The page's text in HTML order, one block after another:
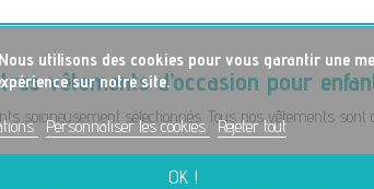
vêtements d’occasion pour
soigneusement sélectionnés. Tous nos vêtements
Nous utilisons des cookies pour vous garantir une
sur notre site.
Personnaliser les cookies Rejeter tout
OK !